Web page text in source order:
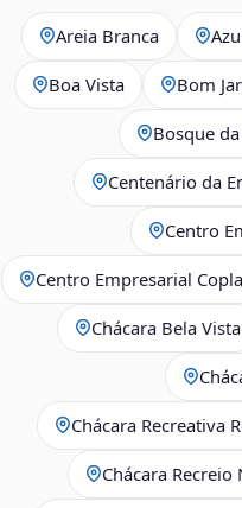
Areia Branca
Boa Vista Bom
Bosque
Centenário da
Centro
Centro Empresarial
Chácara Bela Vista
Chácara Recreativa
Chácara